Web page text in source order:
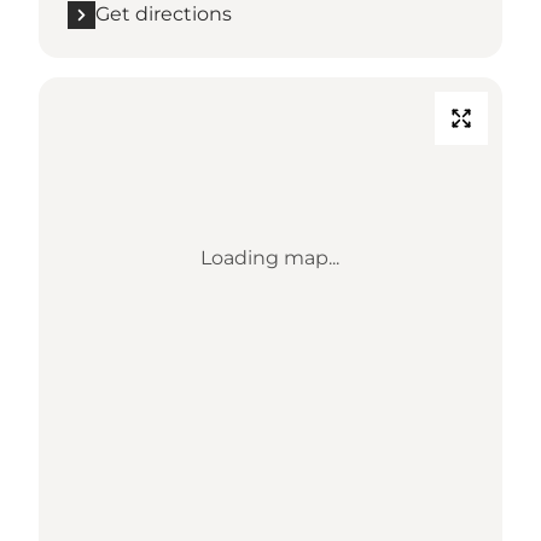
Get directions
Loading map...